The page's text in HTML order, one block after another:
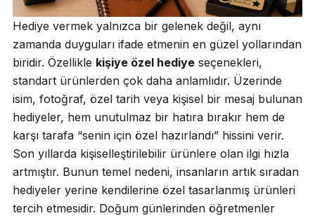
Hediye vermek yalnızca bir gelenek değil, aynı
zamanda duyguları ifade etmenin en güzel yollarından
biridir. Özellikle kişiye özel hediyeseçenekleri,
standart ürünlerden çok daha anlamlıdır. Üzerinde
isim, fotoğraf, özel tarih veya kişisel bir mesaj bulunan
hediyeler, hem unutulmaz bir hatıra bırakır hem de
karşı tarafa “senin için özel hazırlandı” hissini verir.
Son yıllarda kişiselleştirilebilir ürünlere olan ilgi hızla
artmıştır. Bunun temel nedeni, insanların artık sıradan
hediyeler yerine kendilerine özel tasarlanmış ürünleri
tercih etmesidir. Doğum günlerinden öğretmenler